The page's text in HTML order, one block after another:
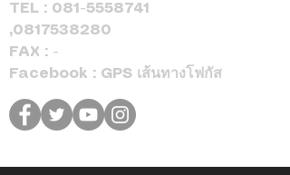
TEL : 081-5558741
,0817538280
FAX : -
Facebook : GPS เส้นทางโฟกัส